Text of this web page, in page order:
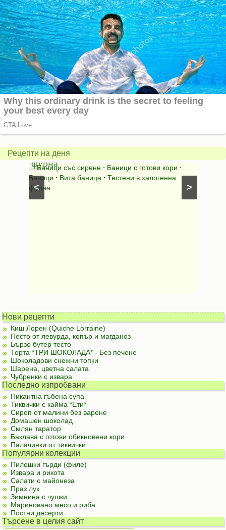
Рецепти на деня
>
<
Вита
баница
в
халогенна
фурна
Баници със сирене ⋅ Баници с готови кори ⋅
Баници ⋅ Вита баница ⋅ Тестени в халогенна
фурна
за
Нови рецепти
Киш Лорен (Quiche Lorraine)
Песто от левурда, копър и магданоз
Бързо бутер тесто
Торта *ТРИ ШОКОЛАДА* - Без печене
Шоколадови снежни топки
Шарена, цветна салата
Чубренки с извара
Последно изпробвани
Пикантна гъбена супа
Тиквички с кайма *Ети*
Сироп от малини без варене
Домашен шоколад
Смлян таратор
Баклава с готови обикновени кори
Палачинки от тиквички
Популярни колекции
Пилешки гърди (филе)
Извара и рикота
Салати с майонеза
Праз лук
Зимнина с чушки
Мариновано месо и риба
Постни десерти
Търсене в целия сайт